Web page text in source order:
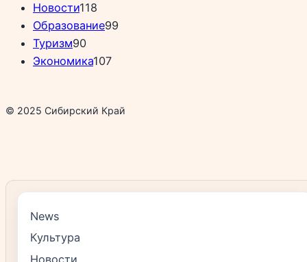
Новости118
Образование99
Туризм90
Экономика107
© 2025 Сибирский Край
News
Культура
Новости